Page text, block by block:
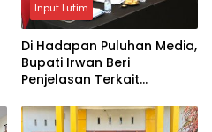
Input Lutim
Di Hadapan Puluhan Media,
Bupati Irwan Beri
Penjelasan Terkait